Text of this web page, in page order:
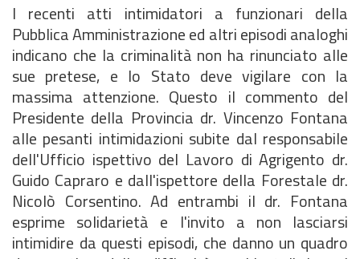
I recenti atti intimidatori a funzionari della
Pubblica Amministrazione ed altri episodi analoghi
indicano che la criminalità non ha rinunciato alle
sue pretese, e lo Stato deve vigilare con la
massima attenzione. Questo il commento del
Presidente della Provincia dr. Vincenzo Fontana
alle pesanti intimidazioni subite dal responsabile
dell'Ufficio ispettivo del Lavoro di Agrigento dr.
Guido Capraro e dall'ispettore della Forestale dr.
Nicolò Corsentino. Ad entrambi il dr. Fontana
esprime solidarietà e l'invito a non lasciarsi
intimidire da questi episodi, che danno un quadro